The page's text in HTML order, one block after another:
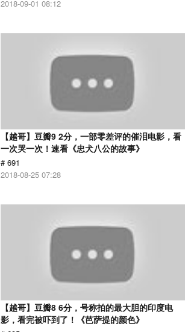
2018-09-01 08:12
【越哥】豆瓣9 2分，一部零差评的催泪电影，看
一次哭一次！速看《忠犬八公的故事》
# 691
2018-08-25 07:28
【越哥】豆瓣8 6分，号称拍的最大胆的印度电
影，看完被吓到了！《芭萨提的颜色》